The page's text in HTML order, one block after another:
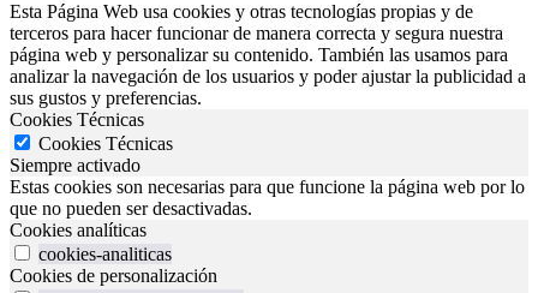
Esta Página Web usa cookies y otras tecnologías propias y de
terceros para hacer funcionar de manera correcta y segura nuestra
página web y personalizar su contenido. También las usamos para
analizar la navegación de los usuarios y poder ajustar la publicidad a
sus gustos y preferencias.
Cookies Técnicas
Cookies Técnicas
Siempre activado
Estas cookies son necesarias para que funcione la página web por lo
que no pueden ser desactivadas.
Cookies analíticas
cookies-analiticas
Cookies de personalización